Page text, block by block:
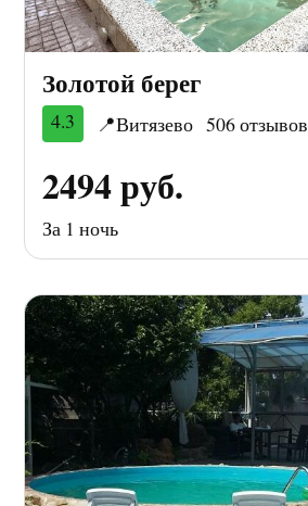
Золотой берег
4.3 📍Витязево 506 отзывов
2494 руб.
За 1 ночь